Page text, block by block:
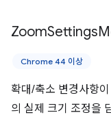
ZoomSettings
Chrome 44 이상
확대/축소 변경사항
의 실제 크기 조정을